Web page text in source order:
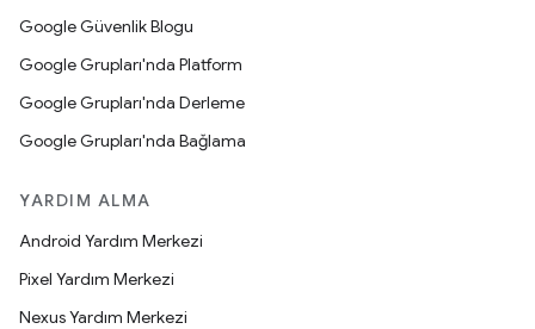
Google Güvenlik Blogu
Google Grupları'nda Platform
Google Grupları'nda Derleme
Google Grupları'nda Bağlama
YARDIM ALMA
Android Yardım Merkezi
Pixel Yardım Merkezi
Nexus Yardım Merkezi